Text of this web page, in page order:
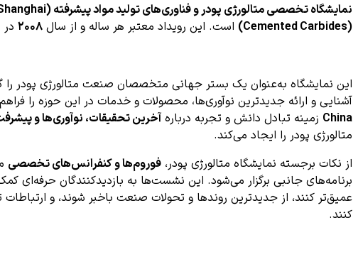
نمایشگاه تخصصی متالورژی پودر و فناوری‌های تولید مواد پیشرفته (PM China Shanghai)
(Cemented Carbides)
است. این رویداد معتبر هر ساله و از سال ۲۰۰۸
این نمایشگاه به‌عنوان یک بستر جهانی متخصصان صنعت متالورژی پودر را
آشنایی و ارائه جدیدترین نوآوری‌ها، محصولات و خدمات در این حوزه را
China زمینه تبادل دانش و تجربه درباره آخرین تحقیقات، نوآوری‌ها و
متالورژی پودر را ایجاد می‌کند.
از نکات برجسته نمایشگاه متالورژی پودر، فوروم‌ها و کنفرانس‌های تخصصی
برنامه‌های جانبی برگزار می‌شود. این نشست‌ها به بازدیدکنندگان حرفه‌ای
عمیق‌تر کنند، از جدیدترین روندها و تحولات صنعت باخبر شوند، و ارتباطات
کنند.